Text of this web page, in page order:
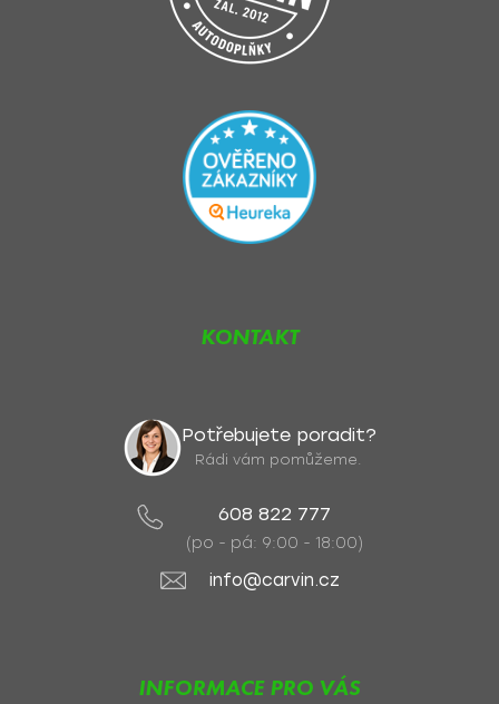
KONTAKT
Potřebujete poradit?
Rádi vám pomůžeme.
608 822 777
(po - pá: 9:00 - 18:00)
info@carvin.cz
INFORMACE PRO VÁS